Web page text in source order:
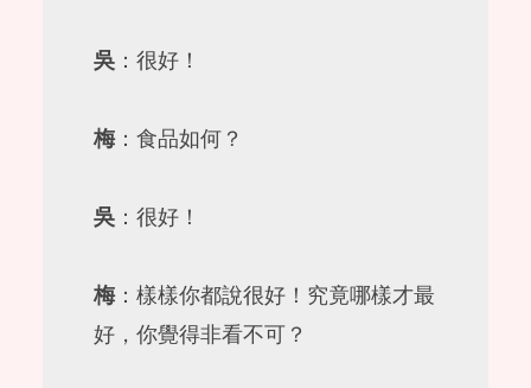
吳：很好！
梅：食品如何？
吳：很好！
梅：樣樣你都說很好！究竟哪樣才最
好，你覺得非看不可？